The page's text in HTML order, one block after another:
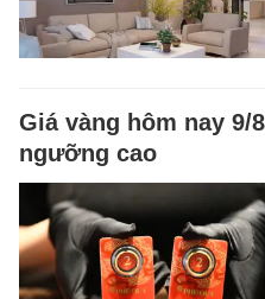
Giá vàng hôm nay
ngưỡng cao